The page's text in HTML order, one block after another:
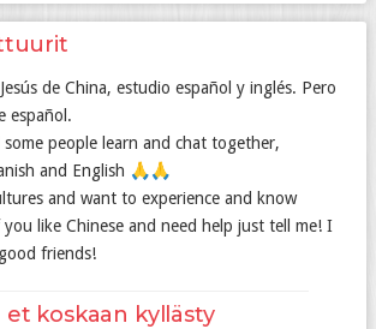
de China, estudio español y inglés. Pero
español.
people learn and chat together,
and English 🙏🙏
and want to experience and know
like Chinese and need help just tell me! I
friends!
et koskaan kyllästy